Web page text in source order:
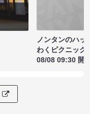
ノンタンのハッ
わくピクニック
08/08 09:30 開